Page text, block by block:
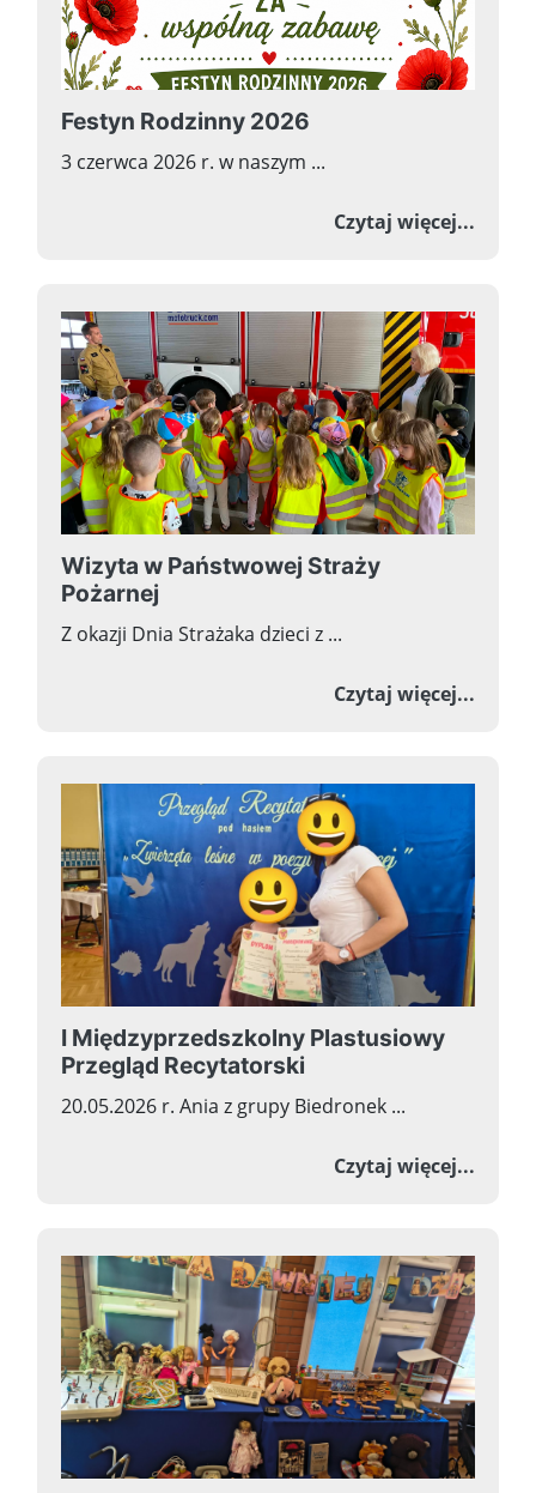
Festyn Rodzinny 2026
3 czerwca 2026 r. w naszym ...
Czytaj więcej...o
Wizyta w Państwowej Straży
Pożarnej
Z okazji Dnia Strażaka dzieci z ...
Czytaj więcej...o
I Międzyprzedszkolny Plastusiowy
Przegląd Recytatorski
20.05.2026 r. Ania z grupy Biedronek ...
Czytaj więcej...o I